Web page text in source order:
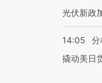
光伏新政
14:05
分
撬动美日